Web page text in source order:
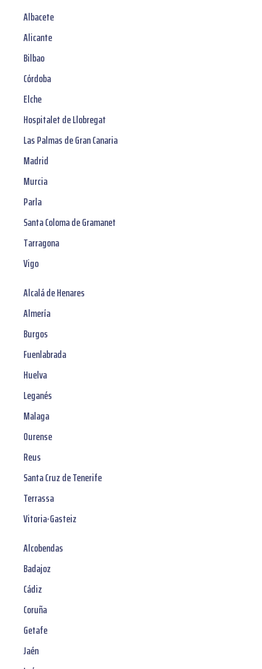
Albacete
Alicante
Bilbao
Córdoba
Elche
Hospitalet de Llobregat
Las Palmas de Gran Canaria
Madrid
Murcia
Parla
Santa Coloma de Gramanet
Tarragona
Vigo
Alcalá de Henares
Almería
Burgos
Fuenlabrada
Huelva
Leganés
Malaga
Ourense
Reus
Santa Cruz de Tenerife
Terrassa
Vitoria-Gasteiz
Alcobendas
Badajoz
Cádiz
Coruña
Getafe
Jaén